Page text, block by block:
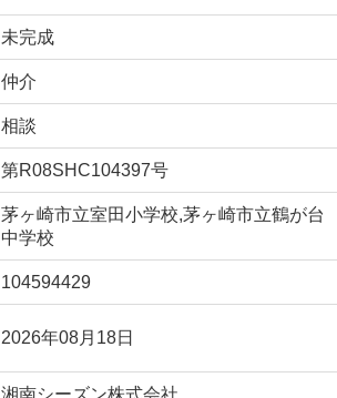
未完成
仲介
相談
第R08SHC104397号
茅ヶ崎市立室田小学校,茅ヶ崎市立鶴が台
中学校
104594429
2026年08月18日